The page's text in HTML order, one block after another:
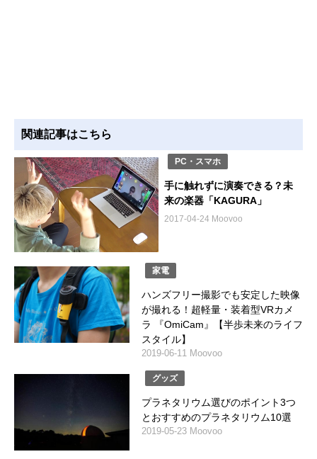
関連記事はこちら
PC・スマホ
手に触れずに演奏できる？未
来の楽器「KAGURA」
2017-04-24 Moovoo
家電
ハンズフリー撮影でも安定した映像
が撮れる！超軽量・装着型VRカメ
ラ 『OmiCam』【半歩未来のライフ
スタイル】
2019-06-11 Moovoo
グッズ
プラネタリウム選びのポイント3つ
とおすすめのプラネタリウム10選
2019-05-23 Moovoo